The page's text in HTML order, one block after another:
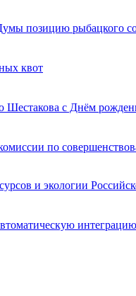
позицию рыбацкого
квот
Шестакова с Днём
по
и экологии